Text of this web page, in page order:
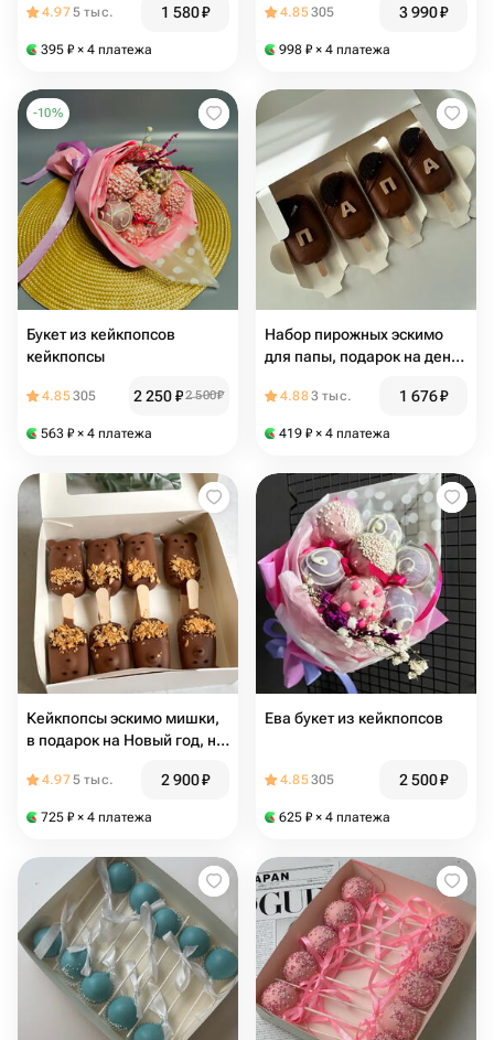
4.975 тыс. 1 580₽
395 ₽ × 4 платежа
детский сад школа подарок
4.85305 3 990₽
998 ₽ × 4 платежа
-10%
Букет из кейкпопсов
кейкпопсы
4.85305 2 250₽2 500₽
563 ₽ × 4 платежа
Набор пирожных эскимо
для папы, подарок на день
4.883 тыс. 1 676₽
419 ₽ × 4 платежа
Кейкпопсы эскимо мишки,
в подарок на Новый год, на
сентября
4.975 тыс. 2 900₽
725 ₽ × 4 платежа
Ева букет из кейкпопсов
4.85305 2 500₽
625 ₽ × 4 платежа